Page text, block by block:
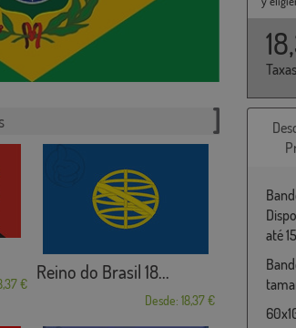
€
Reino do Brasil 18...
Desde: 18,37 €
até